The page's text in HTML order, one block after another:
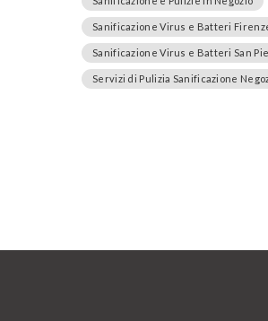
Sanificazione Virus e Batteri
Sanificazione Virus e Batteri San
Servizi di Pulizia Sanificazione